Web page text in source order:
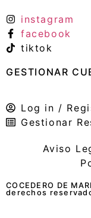
instagram
facebook
tiktok
GESTIONAR
Log in /
Gestionar
Aviso
COCEDERO DE
derechos